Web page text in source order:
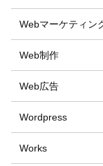
Webマーケティン
Web制作
Web広告
Wordpress
Works